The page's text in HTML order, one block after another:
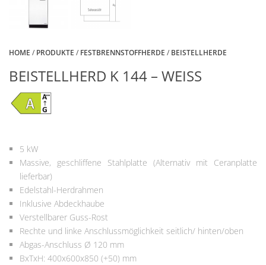
HOME / PRODUKTE / FESTBRENNSTOFFHERDE / BEISTELLHERDE
BEISTELLHERD K 144 – WEISS
5 kW
Massive, geschliffene Stahlplatte (Alternativ mit Ceranplatte
lieferbar)
Edelstahl-Herdrahmen
Inklusive Abdeckhaube
Verstellbarer Guss-Rost
Rechte und linke Anschlussmöglichkeit seitlich/ hinten/oben
Abgas-Anschluss Ø 120 mm
BxTxH: 400x600x850 (+50) mm